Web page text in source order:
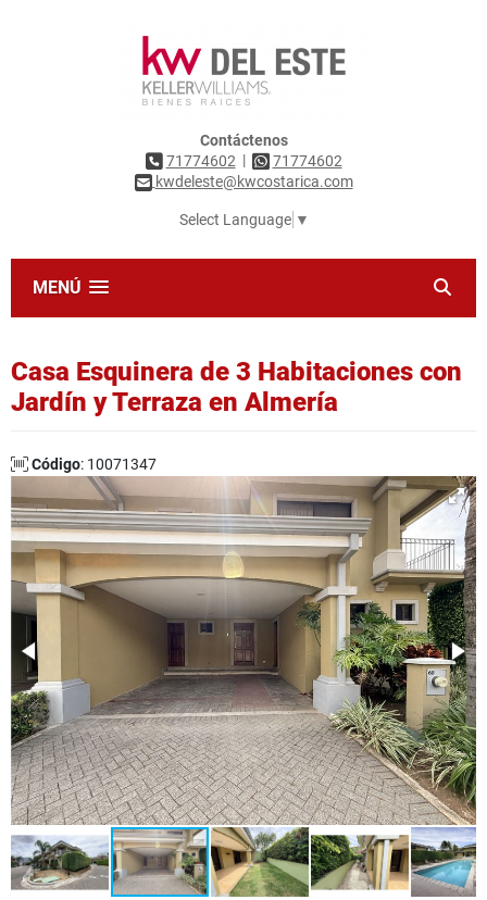
Contáctenos
71774602 |
71774602
kwdeleste@kwcostarica.com
Select Language ▼
MENÚ
Casa Esquinera de 3 Habitaciones con
Jardín y Terraza en Almería
Código: 10071347